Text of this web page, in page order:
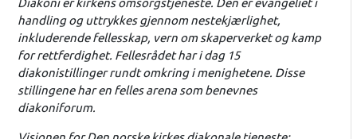
handling og uttrykkes gjennom nestekjærlighet,
inkluderende fellesskap, vern om skaperverket og kamp
for rettferdighet. Fellesrådet har i dag 15
diakonistillinger rundt omkring i menighetene. Disse
stillingene har en felles arena som benevnes
diakoniforum.